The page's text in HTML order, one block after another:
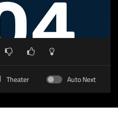
Auto Next
Theater